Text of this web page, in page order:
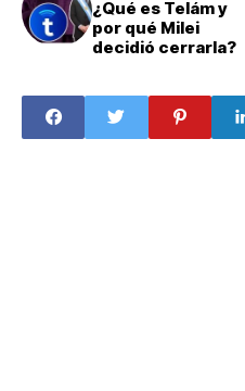
¿Qué es Telám y
por qué Milei
decidió cerrarla?